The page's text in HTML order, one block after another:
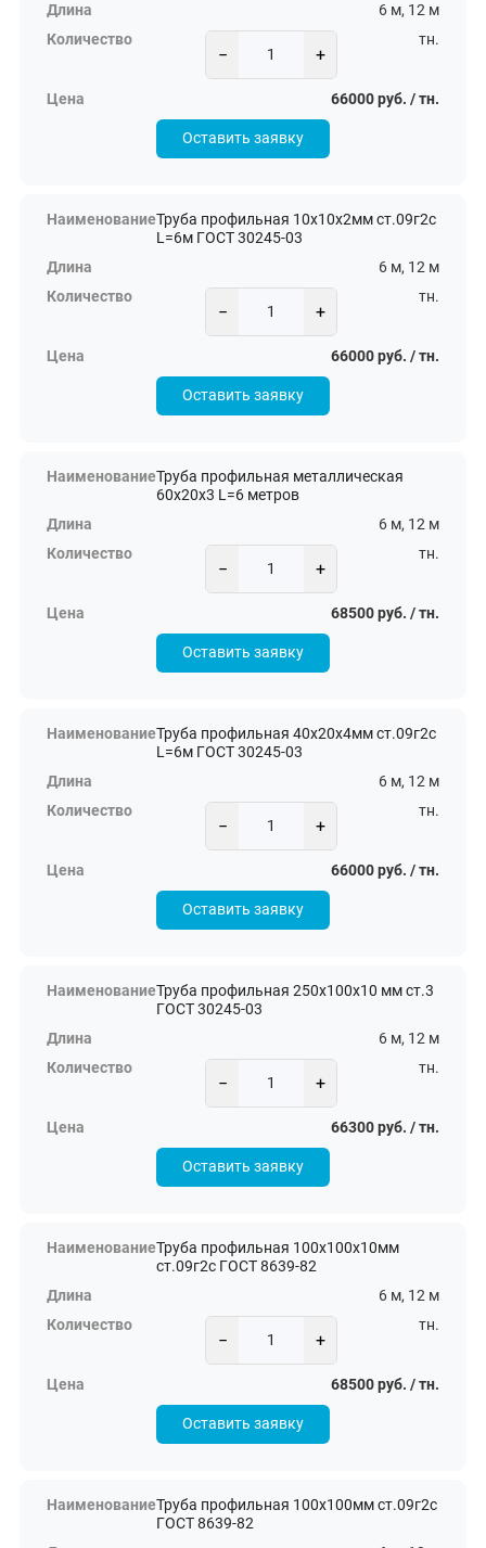
6 м, 12 м
− +
тн.
66000 руб. / тн.
Оставить заявку
Труба профильная 10х10х2мм ст.09г2с
L=6м ГОСТ 30245-03
6 м, 12 м
− +
тн.
66000 руб. / тн.
Оставить заявку
Труба профильная металлическая
60х20х3 L=6 метров
6 м, 12 м
− +
тн.
68500 руб. / тн.
Оставить заявку
Труба профильная 40х20х4мм ст.09г2с
L=6м ГОСТ 30245-03
6 м, 12 м
− +
тн.
66000 руб. / тн.
Оставить заявку
Труба профильная 250х100х10 мм ст.3
ГОСТ 30245-03
6 м, 12 м
− +
тн.
66300 руб. / тн.
Оставить заявку
Труба профильная 100х100х10мм
ст.09г2с ГОСТ 8639-82
6 м, 12 м
− +
тн.
68500 руб. / тн.
Оставить заявку
Труба профильная 100х100мм ст.09г2с
ГОСТ 8639-82